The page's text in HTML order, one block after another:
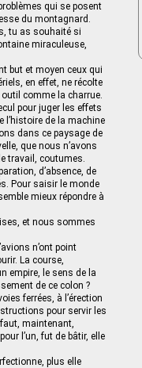
qui se posent
du montagnard.
tu as souhaité si
miraculeuse,
but et moyen ceux qui
en effet, ne récolte
outil comme la charrue.
pour juger les effets
de la machine
dans ce paysage de
que nous n’avons
travail, coutumes.
d’absence, de
Pour saisir le monde
mieux répondre à
et nous sommes
n’ont point
La course,
empire, le sens de la
de ce colon ?
ferrées, à l’érection
pour servir les
maintenant,
l’un, fut de bâtir, elle
plus elle